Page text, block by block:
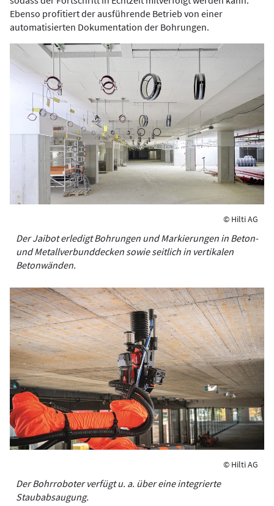
Ebenso profitiert der ausführende Betrieb von einer
automatisierten Dokumentation der Bohrungen.
© Hilti AG
Der Jaibot erledigt Bohrungen und Markierungen in Beton-
und Metallverbunddecken sowie seitlich in vertikalen
Betonwänden.
© Hilti AG
Der Bohrroboter verfügt u. a. über eine integrierte
Staubabsaugung.